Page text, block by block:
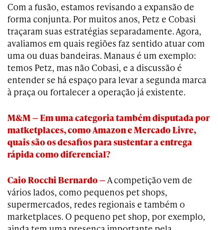
Com a fusão, estamos revisando a expansão de
forma conjunta. Por muitos anos, Petz e Cobasi
traçaram suas estratégias separadamente. Agora,
avaliamos em quais regiões faz sentido atuar com
uma ou duas bandeiras. Manaus é um exemplo:
temos Petz, mas não Cobasi, e a discussão é
entender se há espaço para levar a segunda marca
à praça ou fortalecer a operação já existente.
M&M — Em uma categoria também disputada por
matketplaces, como Amazon e Mercado Livre,
quais são os desafios para sustentar a entrega
rápida como diferencial?
Caio Rocchi Bernardo —A competição vem de
vários lados, como pequenos pet shops,
supermercados, redes regionais e também o
marketplaces. O pequeno pet shop, por exemplo,